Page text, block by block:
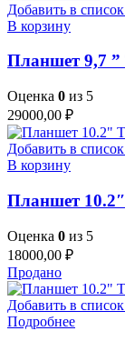
Добавить в
В корзину
Планшет 9,7 ”
Оценка 0 из 5
29000,00 ₽
Добавить в
В корзину
Планшет 10.2″
Оценка 0 из 5
18000,00 ₽
Продано
Добавить в
Подробнее